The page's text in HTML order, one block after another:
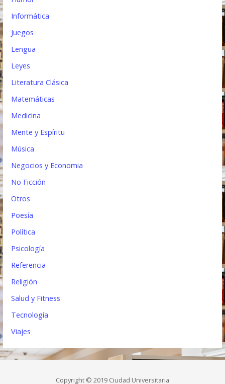
Informática
Juegos
Lengua
Leyes
Literatura Clásica
Matemáticas
Medicina
Mente y Espíritu
Música
Negocios y Economia
No Ficción
Otros
Poesía
Política
Psicología
Referencia
Religión
Salud y Fitness
Tecnología
Viajes
Copyright © 2019 Ciudad Universitaria